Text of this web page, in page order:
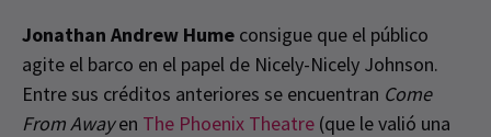
Jonathan Andrew Hume consigue que el público
agite el barco en el papel de Nicely-Nicely Johnson.
Entre sus créditos anteriores se encuentran Come
From Awayen The Phoenix Theatre (que le valió una